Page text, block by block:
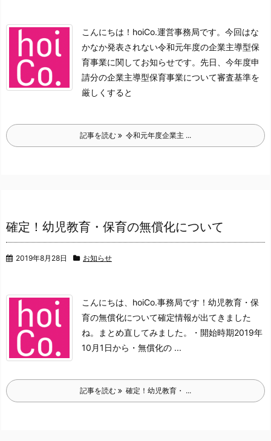
こんにちは！hoiCo.運営事務局です。 今回はな
かなか発表されない令和元年度の企業主導型保
育事業に関してお知らせです。 先日、今年度申
請分の企業主導型保育事業について審査基準を
厳しくすると
記事を読む 令和元年度企業主 ...
確定！幼児教育・保育の無償化について
2019年8月28日 お知らせ
こんにちは、hoiCo.事務局です！ 幼児教育・保
育の無償化について確定情報が出てきました
ね。
まとめ直してみました。 ・開始時期2019年
10月1日から ・無償化の ...
記事を読む 確定！幼児教育・ ...